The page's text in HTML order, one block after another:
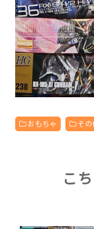
おもちゃ そ
こ